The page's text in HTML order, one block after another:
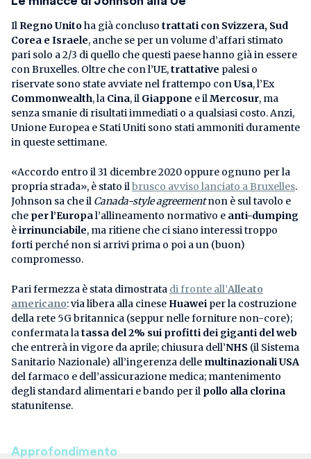
Il Regno Unitoha già concluso trattati con Svizzera, Sud
Corea e Israele, anche se per un volume d’affari stimato
pari solo a 2/3 di quello che questi paese hanno già in essere
con Bruxelles. Oltre che con l’UE,trattative palesi o
riservate sono state avviate nel frattempo conUsa, l’Ex
Commonwealth, la Cina, il Giappone e ilMercosur, ma
senza smanie di risultati immediati o a qualsiasi costo. Anzi,
Unione Europea e Stati Uniti sono stati ammoniti duramente
in queste settimane.
«Accordo entro il 31 dicembre 2020 oppure ognuno per la
propria strada», è stato ilbrusco avviso lanciato a Bruxelles.
Johnson sa che il Canada-style agreementnon è sul tavolo e
che per l’Europal’allineamento normativo e anti-dumping
èirrinunciabile, ma ritiene che ci siano interessi troppo
forti perché non si arrivi prima o poi a un (buon)
compromesso.
Pari fermezza è stata dimostrata di fronte all’Alleato
americano: via libera alla cinese Huawei per la costruzione
della rete 5G britannica (seppur nelle forniture non-core);
confermata latassa del 2% sui profitti dei giganti del web
che entrerà in vigore da aprile; chiusura dell’NHS (il Sistema
Sanitario Nazionale) all’ingerenza delle multinazionali USA
del farmaco e dell’assicurazione medica; mantenimento
degli standard alimentari e bando per il pollo alla clorina
statunitense.
Approfondimento